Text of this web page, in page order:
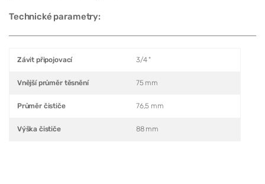
Technické parametry:
Závit připojovací 3/4 "
Vnější průměr těsnění 75 mm
Průměr čističe 76,5 mm
Výška čističe 88 mm